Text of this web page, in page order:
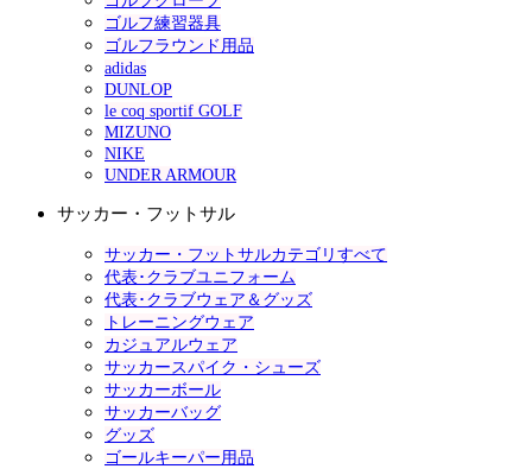
ゴルフ練習器具
ゴルフラウンド用品
adidas
DUNLOP
le coq sportif GOLF
MIZUNO
NIKE
UNDER ARMOUR
サッカー・フットサル
サッカー・フットサルカテゴリすべて
代表･クラブユニフォーム
代表･クラブウェア＆グッズ
トレーニングウェア
カジュアルウェア
サッカースパイク・シューズ
サッカーボール
サッカーバッグ
グッズ
ゴールキーパー用品